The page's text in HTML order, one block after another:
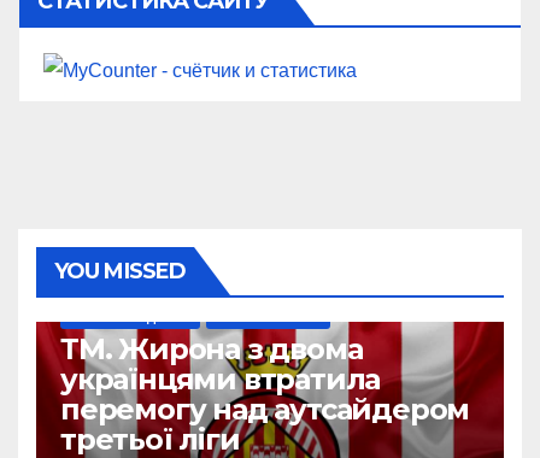
YOU MISSED
ТМ. Жирона з двома
українцями втратила
перемогу над аутсайдером
третьої ліги